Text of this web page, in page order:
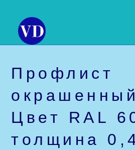
содержимому
Профлист
Цвет RAL
толщина